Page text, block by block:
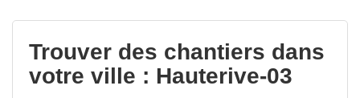
votes
Trouver des chantiers dans
votre ville : Hauterive-03